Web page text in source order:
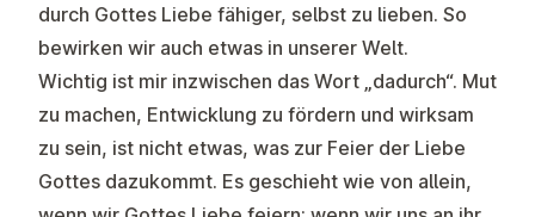
durch Gottes Liebe fähiger, selbst zu lieben. So
bewirken wir auch etwas in unserer Welt.
Wichtig ist mir inzwischen das Wort „dadurch“. Mut
zu machen, Entwicklung zu fördern und wirksam
zu sein, ist nicht etwas, was zur Feier der Liebe
Gottes dazukommt. Es geschieht wie von allein,